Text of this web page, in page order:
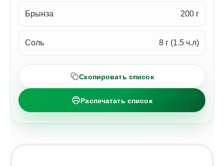
Брынза 200 г
Соль 8 г (1.5 ч.л)
Скопировать список
Распечатать список